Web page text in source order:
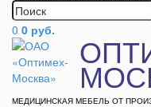
0 0 руб.
МЕДИЦИНСКАЯ МЕБЕЛЬ ОТ